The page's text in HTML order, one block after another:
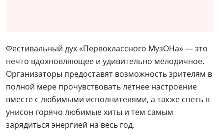
Фестивальный дух «Первоклассного МузОНа» — это
нечто вдохновляющее и удивительно мелодичное.
Организаторы предоставят возможность зрителям в
полной мере прочувствовать летнее настроение
вместе с любимыми исполнителями, а также спеть в
унисон горячо любимые хиты и тем самым
зарядиться энергией на весь год.